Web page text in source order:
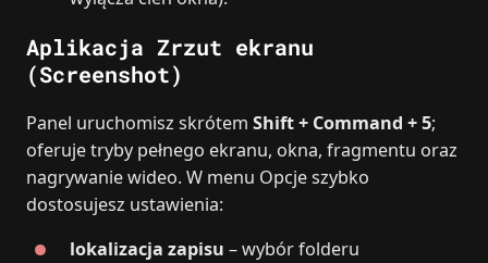
Aplikacja Zrzut ekranu
(Screenshot)
Panel uruchomisz skrótem Shift + Command + 5;
oferuje tryby pełnego ekranu, okna, fragmentu oraz
nagrywanie wideo. W menu Opcje szybko
dostosujesz ustawienia:
lokalizacja zapisu – wybór folderu